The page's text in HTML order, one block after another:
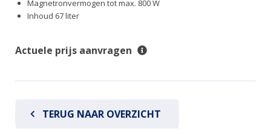
Magnetronvermogen tot max. 800 W
Inhoud 67 liter
Actuele prijs aanvragen
TERUG NAAR OVERZICHT